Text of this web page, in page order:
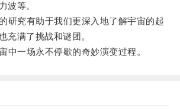
波等。
究有助于我们更深入地了解宇宙的起
充满了挑战和谜团。
一场永不停歇的奇妙演变过程。